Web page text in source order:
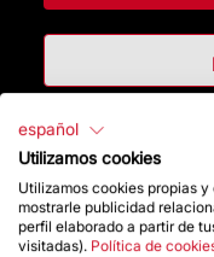
Destacados
español
Utilizamos cookies
Utilizamos cookies propias
mostrarle publicidad
perfil elaborado a partir de
visitadas). Política de